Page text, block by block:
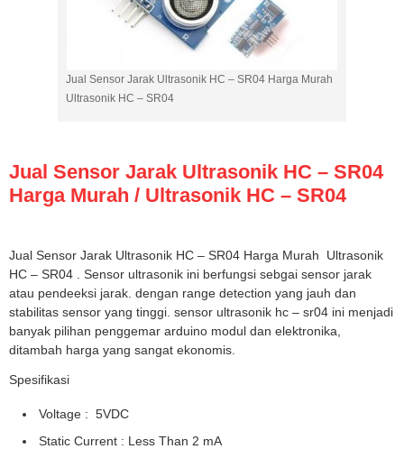
Jual Sensor Jarak Ultrasonik HC – SR04 Harga Murah
Ultrasonik HC – SR04
Jual Sensor Jarak Ultrasonik HC – SR04
Harga Murah / Ultrasonik HC – SR04
Jual Sensor Jarak Ultrasonik HC – SR04 Harga Murah Ultrasonik
HC – SR04 . Sensor ultrasonik ini berfungsi sebgai sensor jarak
atau pendeeksi jarak. dengan range detection yang jauh dan
stabilitas sensor yang tinggi. sensor ultrasonik hc – sr04 ini menjadi
banyak pilihan penggemar arduino modul dan elektronika,
ditambah harga yang sangat ekonomis.
Spesifikasi
Voltage : 5VDC
Static Current : Less Than 2 mA